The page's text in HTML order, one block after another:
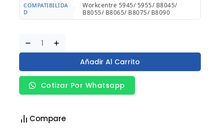
COMPATIBILIDA
D
:
Workcentre 5945/ 5955/ B8045/
B8055/ B8065/ B8075/ B8090
Añadir Al Carrito
Cotizar Por Whatsapp
Compare